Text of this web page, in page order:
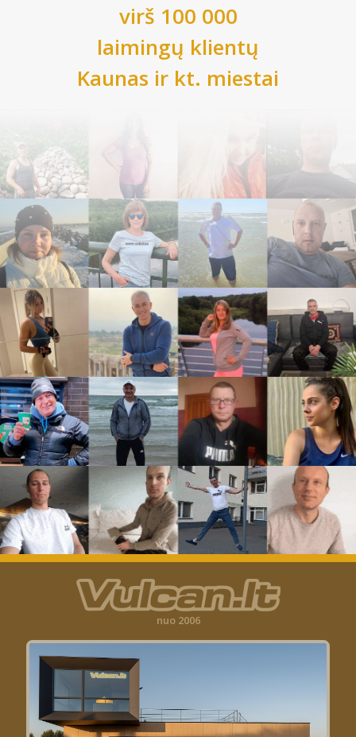
virš 100 000
laimingų klientų
Kaunas ir kt. miestai
nuo 2006